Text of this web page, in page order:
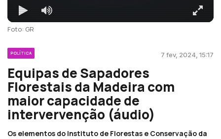
Foto: GR
POLÍTICA 7 fev, 2024, 15:17
Equipas de Sapadores
Florestais da Madeira com
maior capacidade de
intervervenção (áudio)
Os elementos do Instituto de Florestas e Conservação da